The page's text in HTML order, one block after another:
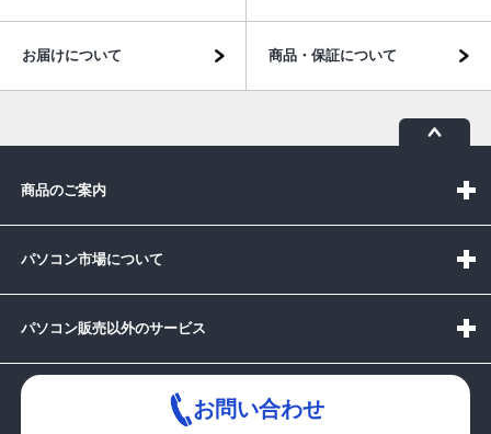
お届けについて 商品・保証について
商品のご案内
パソコン市場について
パソコン販売以外のサービス
お問い合わせ